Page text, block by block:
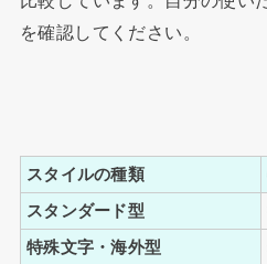
を確認してください。
スタイルの種類
スタンダード型
特殊文字・海外型